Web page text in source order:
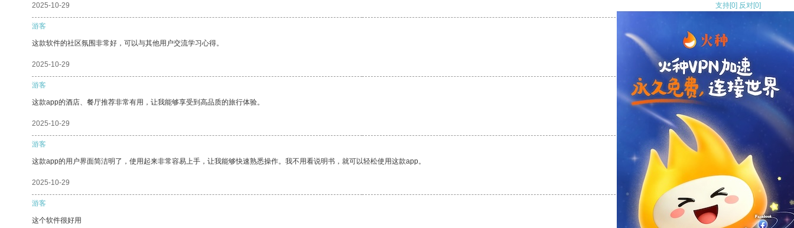
2025-10-29 支持[0] 反对[0]
游客
这款软件的社区氛围非常好，可以与其他用户交流学习心得。
2025-10-29 支持[0] 反对
游客
这款app的酒店、餐厅推荐非常有用，让我能够享受到高品质的旅行体验。
2025-10-29 支持
游客
这款app的用户界面简洁明了，使用起来非常容易上手，让我能够快速熟悉操作。我不用看说明书，就可以轻松使用这款app。
2025-10-29 反对 [0]
游客
这个软件很好用